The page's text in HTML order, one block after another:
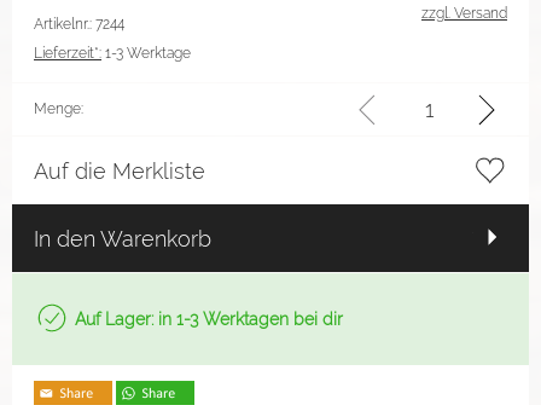
Artikelnr.: 7244
Lieferzeit*: 1-3 Werktage
zzgl. Versand
Menge:
Auf die Merkliste
In den Warenkorb
Auf Lager: in 1-3 Werktagen bei dir